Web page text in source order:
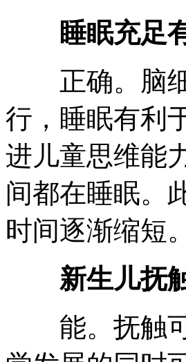
睡眠充足
正确。脑细
行，睡眠有利
进儿童思维能
间都在睡眠。
时间逐渐缩短。
新生儿抚
能。抚触可